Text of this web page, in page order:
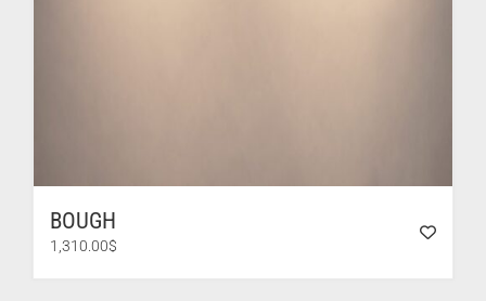
BOUGH
1,310.00$